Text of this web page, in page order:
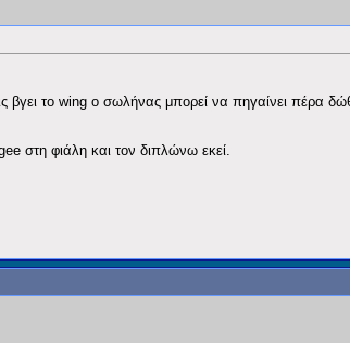
βγει το wing ο σωλήνας μπορεί να πηγαίνει πέρα
στη φιάλη και τον διπλώνω εκεί.